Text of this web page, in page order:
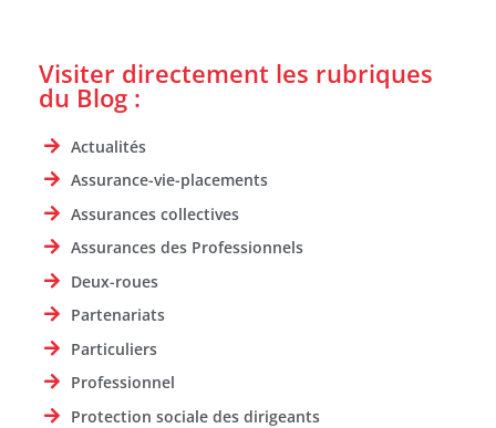
Visiter directement les rubriques
du Blog :
Actualités
Assurance-vie-placements
Assurances collectives
Assurances des Professionnels
Deux-roues
Partenariats
Particuliers
Professionnel
Protection sociale des dirigeants